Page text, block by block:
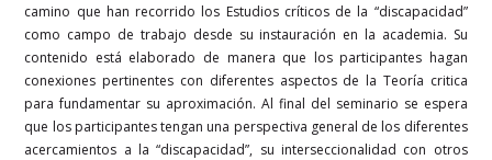
camino que han recorrido los Estudios críticos de la “discapacidad”
como campo de trabajo desde su instauración en la academia. Su
contenido está elaborado de manera que los participantes hagan
conexiones pertinentes con diferentes aspectos de la Teoría critica
para fundamentar su aproximación. Al final del seminario se espera
que los participantes tengan una perspectiva general de los diferentes
acercamientos a la “discapacidad”, su interseccionalidad con otros